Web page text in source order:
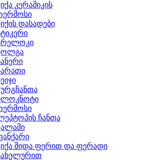
კერამიკის
დასადები
ჩანთა
შიდა ფერით და ფერადი